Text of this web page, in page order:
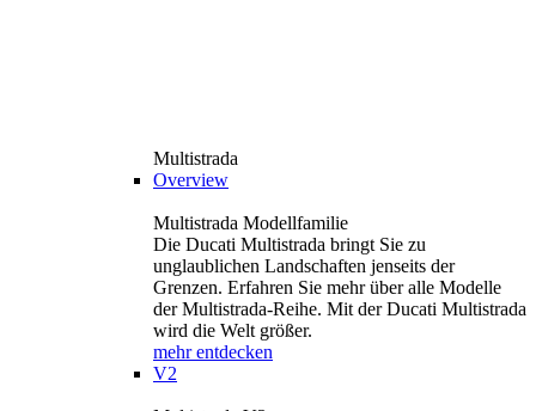
Multistrada
Overview
Multistrada Modellfamilie
Die Ducati Multistrada bringt Sie zu
unglaublichen Landschaften jenseits der
Grenzen. Erfahren Sie mehr über alle Modelle
der Multistrada-Reihe. Mit der Ducati Multistrada
wird die Welt größer.
mehr entdecken
V2